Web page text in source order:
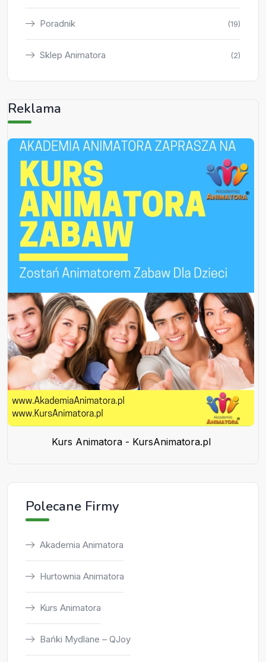
Poradnik (19)
Sklep Animatora (2)
Reklama
Kurs Animatora - KursAnimatora.pl
Polecane Firmy
Akademia Animatora
Hurtownia Animatora
Kurs Animatora
Bańki Mydlane – QJoy